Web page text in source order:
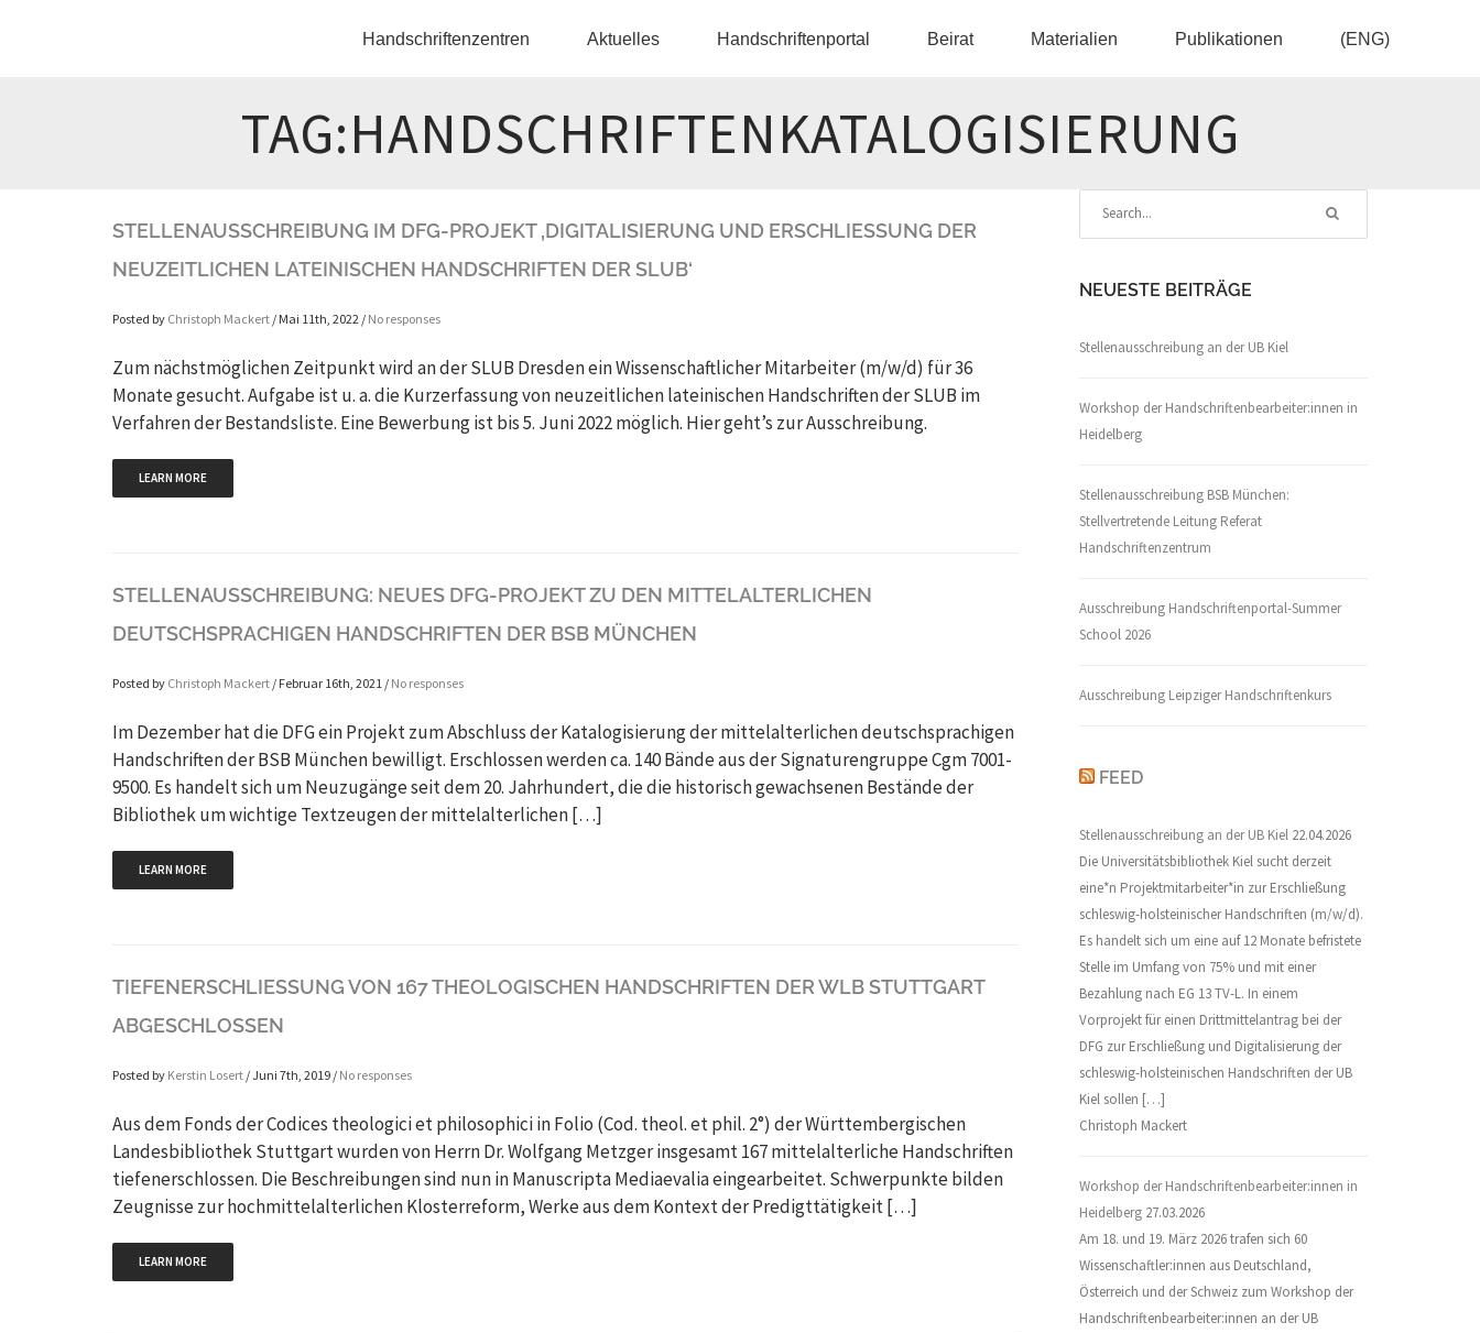
Handschriftenzentren Aktuelles Handschriftenportal Beirat Materialien Publikationen (ENG)
TAG:HANDSCHRIFTENKATALOGISIERUNG
STELLENAUSSCHREIBUNG IM DFG-PROJEKT ‚DIGITALISIERUNG UND ERSCHLIESSUNG DER N
EUZEITLICHEN LATEINISCHEN HANDSCHRIFTEN DER SLUB‘
Posted by Christoph Mackert / Mai 11th, 2022 / No responses
Zum nächstmöglichen Zeitpunkt wird an der SLUB Dresden ein Wissenschaftlicher Mitarbeiter (m/w/d) für 36
Monate gesucht. Aufgabe ist u. a. die Kurzerfassung von neuzeitlichen lateinischen Handschriften der SLUB im
Verfahren der Bestandsliste. Eine Bewerbung ist bis 5. Juni 2022 möglich. Hier geht’s zur Ausschreibung.
LEARN MORE
STELLENAUSSCHREIBUNG: NEUES DFG-PROJEKT ZU DEN MITTELALTERLICHEN
DEUTSCHSPRACHIGEN HANDSCHRIFTEN DER BSB MÜNCHEN
Posted by Christoph Mackert / Februar 16th, 2021 / No responses
Im Dezember hat die DFG ein Projekt zum Abschluss der Katalogisierung der mittelalterlichen deutschsprachigen
Handschriften der BSB München bewilligt. Erschlossen werden ca. 140 Bände aus der Signaturengruppe Cgm 7001-
9500. Es handelt sich um Neuzugänge seit dem 20. Jahrhundert, die die historisch gewachsenen Bestände der
Bibliothek um wichtige Textzeugen der mittelalterlichen […]
LEARN MORE
TIEFENERSCHLIESSUNG VON 167 THEOLOGISCHEN HANDSCHRIFTEN DER WLB STUTTGART A
BGESCHLOSSEN
Posted by Kerstin Losert / Juni 7th, 2019 / No responses
Aus dem Fonds der Codices theologici et philosophici in Folio (Cod. theol. et phil. 2°) der Württembergischen
Landesbibliothek Stuttgart wurden von Herrn Dr. Wolfgang Metzger insgesamt 167 mittelalterliche Handschriften
tiefenerschlossen. Die Beschreibungen sind nun in Manuscripta Mediaevalia eingearbeitet. Schwerpunkte bilden
Zeugnisse zur hochmittelalterlichen Klosterreform, Werke aus dem Kontext der Predigttätigkeit […]
LEARN MORE
NEUESTE BEITRÄGE
Stellenausschreibung an der UB Kiel
Workshop der Handschriftenbearbeiter:innen in
Heidelberg
Stellenausschreibung BSB München:
Stellvertretende Leitung Referat
Handschriftenzentrum
Ausschreibung Handschriftenportal-Summer
School 2026
Ausschreibung Leipziger Handschriftenkurs
FEED
Stellenausschreibung an der UB Kiel 22.04.2026
Die Universitätsbibliothek Kiel sucht derzeit
eine*n Projektmitarbeiter*in zur Erschließung
schleswig-holsteinischer Handschriften (m/w/d).
Es handelt sich um eine auf 12 Monate befristete
Stelle im Umfang von 75% und mit einer
Bezahlung nach EG 13 TV-L. In einem
Vorprojekt für einen Drittmittelantrag bei der
DFG zur Erschließung und Digitalisierung der
schleswig-holsteinischen Handschriften der UB
Kiel sollen […]
Christoph Mackert
Workshop der Handschriftenbearbeiter:innen in
Heidelberg 27.03.2026
Am 18. und 19. März 2026 trafen sich 60
Wissenschaftler:innen aus Deutschland,
Österreich und der Schweiz zum Workshop der
Handschriftenbearbeiter:innen an der UB